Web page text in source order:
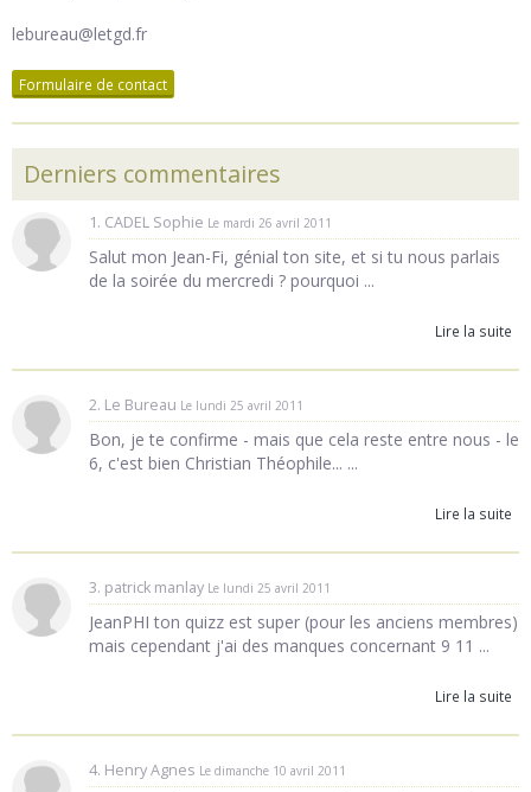
lebureau@letgd.fr
Formulaire de contact
Derniers commentaires
1. CADEL Sophie Le mardi 26 avril 2011
Salut mon Jean-Fi, génial ton site, et si tu nous parlais
de la soirée du mercredi ? pourquoi ...
Lire la suite
2. Le Bureau Le lundi 25 avril 2011
Bon, je te confirme - mais que cela reste entre nous - le
6, c'est bien Christian Théophile... ...
Lire la suite
3. patrick manlay Le lundi 25 avril 2011
JeanPHI ton quizz est super (pour les anciens membres)
mais cependant j'ai des manques concernant 9 11 ...
Lire la suite
4. Henry Agnes Le dimanche 10 avril 2011